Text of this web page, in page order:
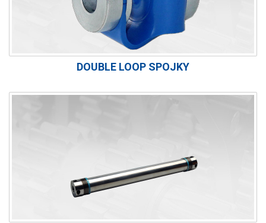
DOUBLE LOOP SPOJKY